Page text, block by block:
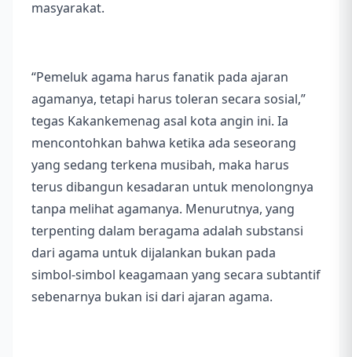
masyarakat.
“Pemeluk agama harus fanatik pada ajaran
agamanya, tetapi harus toleran secara sosial,”
tegas Kakankemenag asal kota angin ini. Ia
mencontohkan bahwa ketika ada seseorang
yang sedang terkena musibah, maka harus
terus dibangun kesadaran untuk menolongnya
tanpa melihat agamanya. Menurutnya, yang
terpenting dalam beragama adalah substansi
dari agama untuk dijalankan bukan pada
simbol-simbol keagamaan yang secara subtantif
sebenarnya bukan isi dari ajaran agama.